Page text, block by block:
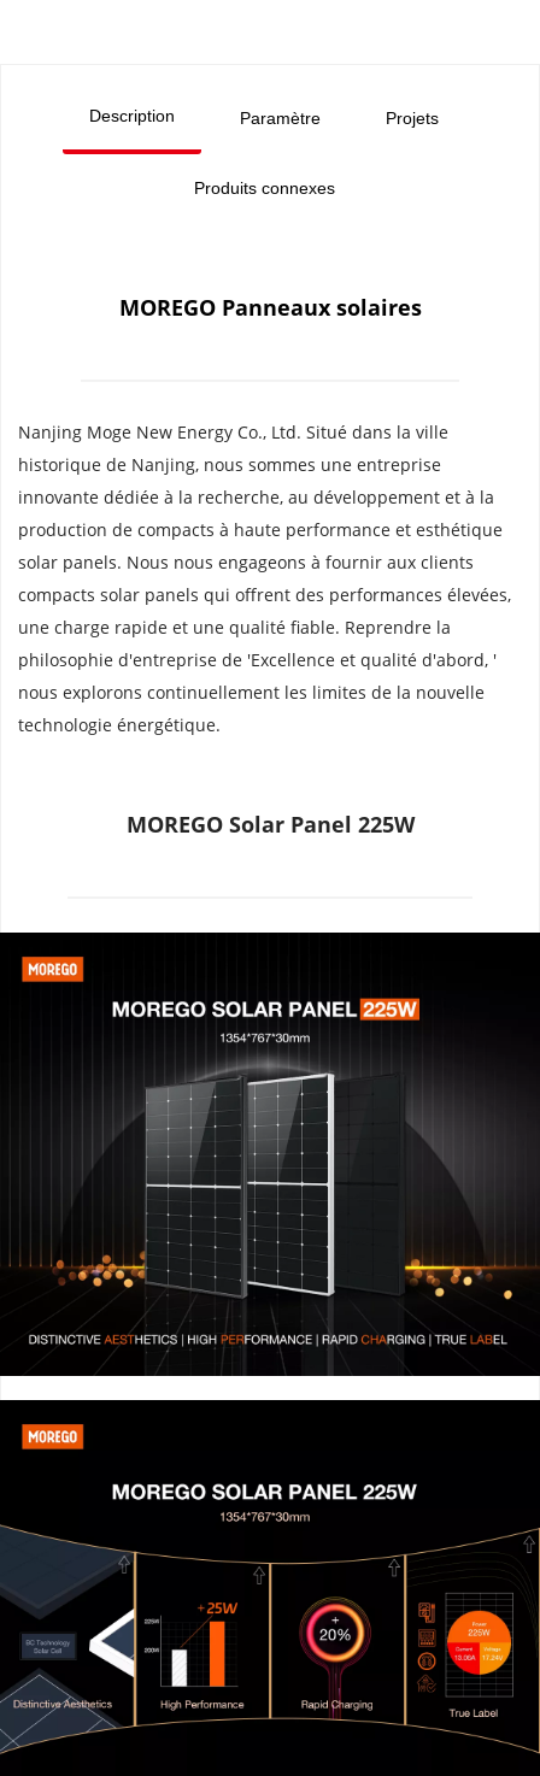
Description Paramètre Projets
Produits connexes
MOREGO Panneaux solaires
Nanjing Moge New Energy Co., Ltd. Situé dans la ville
historique de Nanjing, nous sommes une entreprise
innovante dédiée à la recherche, au développement et à la
production de compacts à haute performance et esthétique
solar panels. Nous nous engageons à fournir aux clients
compacts solar panels qui offrent des performances élevées,
une charge rapide et une qualité fiable. Reprendre la
philosophie d'entreprise de 'Excellence et qualité d'abord, '
nous explorons continuellement les limites de la nouvelle
technologie énergétique.
MOREGO Solar Panel 225W